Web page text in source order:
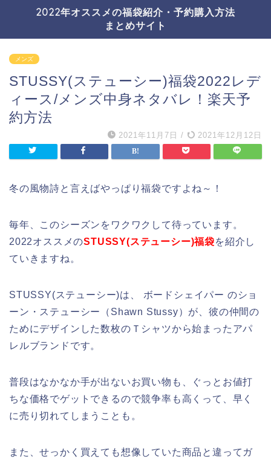
2022年オススメの福袋紹介・予約購入方法
まとめサイト
メンズ
STUSSY(ステューシー)福袋2022レデ
ィース/メンズ中身ネタバレ！楽天予
約方法
2021年11月7日 / 2021年12月12日
冬の風物詩と言えばやっぱり福袋ですよね～！
毎年、このシーズンをワクワクして待っています。
2022オススメのSTUSSY(ステューシー)福袋を紹介し
ていきますね。
STUSSY(ステューシー)は、 ボードシェイパー のショ
ーン・ステューシー（Shawn Stussy）が、彼の仲間の
ためにデザインした数枚のＴシャツから始まったアパ
レルブランドです。
普段はなかなか手が出ないお買い物も、ぐっとお値打
ちな価格でゲットできるので競争率も高くって、早く
に売り切れてしまうことも。
また、せっかく買えても想像していた商品と違ってガ